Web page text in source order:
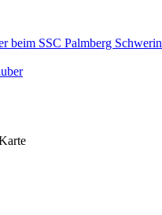
beim SSC Palmberg Schwerin